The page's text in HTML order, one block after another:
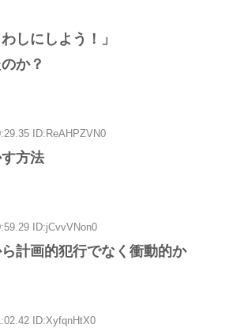
しにしよう！」
か？
ID:ReAHPZVN0
方法
ID:jCvvVNon0
計画的犯行でなく衝動的か
ID:XyfqnHtX0